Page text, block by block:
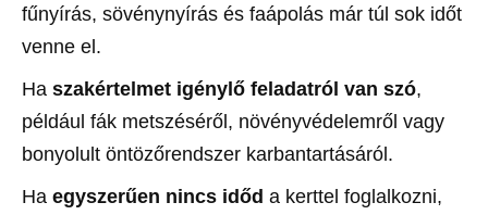
fűnyírás, sövénynyírás és faápolás már túl sok időt
venne el.
Ha szakértelmet igénylő feladatról van szó,
például fák metszéséről, növényvédelemről vagy
bonyolult öntözőrendszer karbantartásáról.
Ha egyszerűen nincs időd a kerttel foglalkozni,